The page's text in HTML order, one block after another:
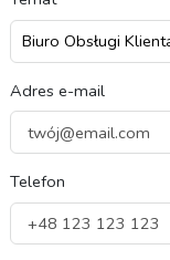
Adres e-mail
Telefon